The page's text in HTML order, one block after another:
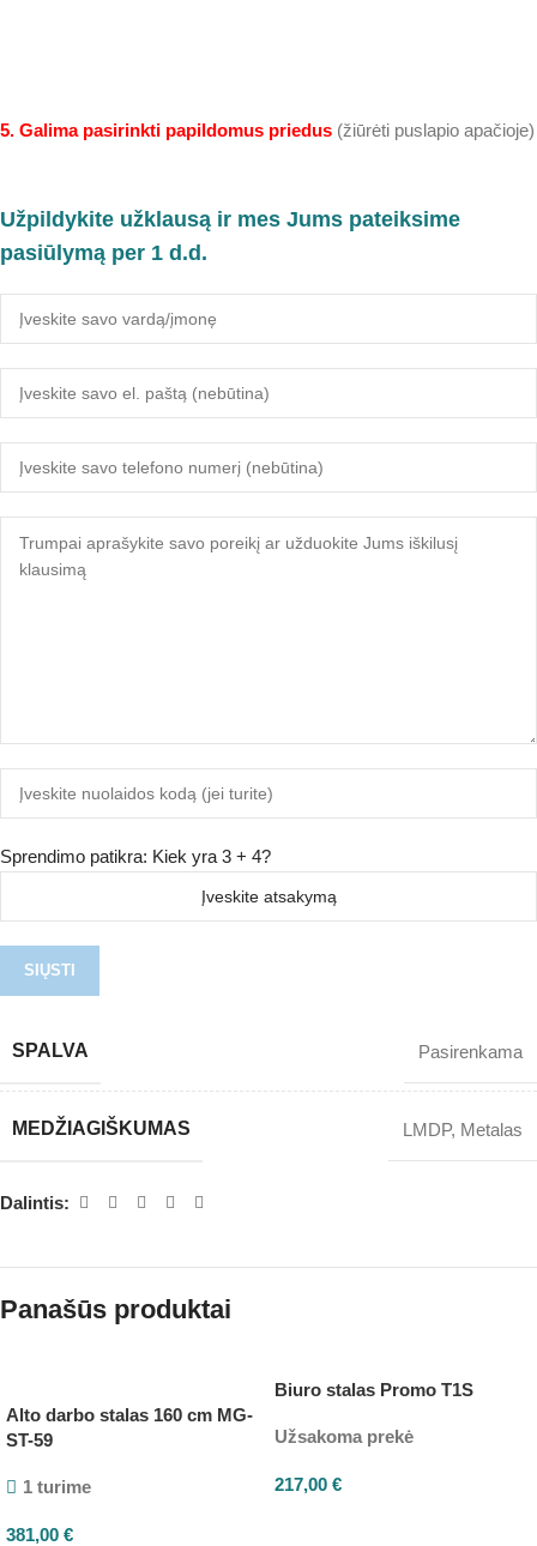
5. Galima pasirinkti papildomus priedus (žiūrėti puslapio apačioje)
Užpildykite užklausą ir mes Jums pateiksime
pasiūlymą per 1 d.d.
Sprendimo patikra: Kiek yra 3 + 4?
SPALVA Pasirenkama
MEDŽIAGIŠKUMAS LMDP, Metalas
Dalintis:
Panašūs produktai
Alto darbo stalas 160 cm MG-
ST-59
1 turime
381,00 €
Biuro stalas Promo T1S
Užsakoma prekė
217,00 €